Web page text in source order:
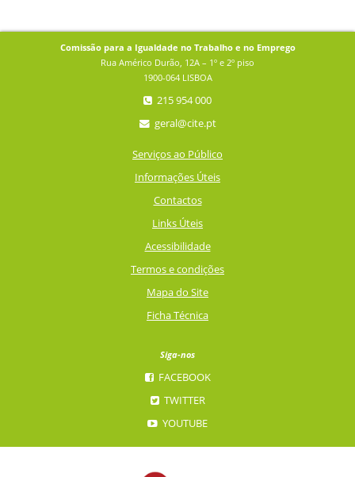
Comissão para a Igualdade no Trabalho e no Emprego
Rua Américo Durão, 12A – 1º e 2º piso
1900-064 LISBOA
215 954 000
geral@cite.pt
Serviços ao Público
Informações Úteis
Contactos
Links Úteis
Acessibilidade
Termos e condições
Mapa do Site
Ficha Técnica
Siga-nos
FACEBOOK
TWITTER
YOUTUBE